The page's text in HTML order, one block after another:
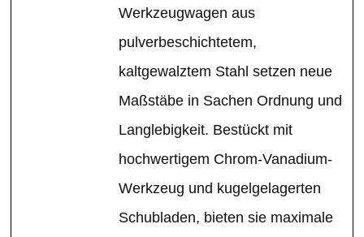
Werkzeugwagen aus
pulverbeschichtetem,
kaltgewalztem Stahl setzen neue
Maßstäbe in Sachen Ordnung und
Langlebigkeit. Bestückt mit
hochwertigem Chrom-Vanadium-
Werkzeug und kugelgelagerten
Schubladen, bieten sie maximale